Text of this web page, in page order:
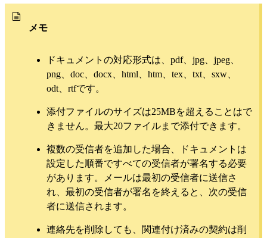
メモ
ドキュメントの対応形式は、pdf、jpg、jpeg、
png、doc、docx、html、htm、tex、txt、sxw、
odt、rtfです。
添付ファイルのサイズは25MBを超えることはで
きません。最大20ファイルまで添付できます。
複数の受信者を追加した場合、ドキュメントは
設定した順番ですべての受信者が署名する必要
があります。メールは最初の受信者に送信さ
れ、最初の受信者が署名を終えると、次の受信
者に送信されます。
連絡先を削除しても、関連付け済みの契約は削